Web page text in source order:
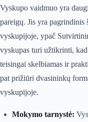
Vyskupo vaidmuo yra
pareigų. Jis yra pagrindinis
vyskupijoje, ypač
vyskupas turi užtikrinti,
teisingai skelbiamas ir
pat prižiūri dvasininkų
vyskupijoje.
Mokymo tarnystė: